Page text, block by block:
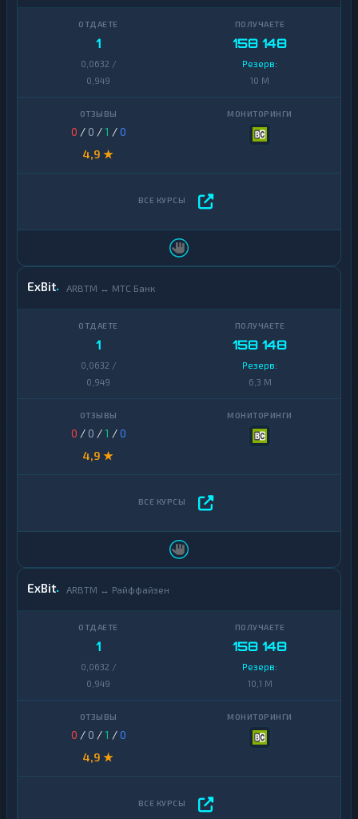
1
0,0632 /
0,949
158 148
Резерв:
10 M
0 / 0 /1 /0
4,9 ★
ExBit ARBTM ↔ МТС Банк
1
0,0632 /
0,949
158 148
Резерв:
6,3 M
0 / 0 /1 /0
4,9 ★
ExBit ARBTM ↔ Райффайзен
1
0,0632 /
0,949
158 148
Резерв:
10,1 M
0 / 0 /1 /0
4,9 ★